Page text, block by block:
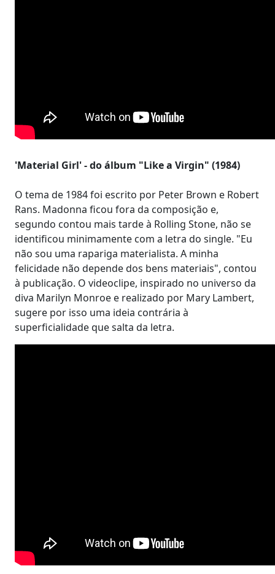
'Material Girl' - do álbum "Like a Virgin" (1984)
O tema de 1984 foi escrito por Peter Brown e Robert
Rans. Madonna ficou fora da composição e,
segundo contou mais tarde à Rolling Stone, não se
identificou minimamente com a letra do single. "Eu
não sou uma rapariga materialista. A minha
felicidade não depende dos bens materiais", contou
à publicação. O videoclipe, inspirado no universo da
diva Marilyn Monroe e realizado por Mary Lambert,
sugere por isso uma ideia contrária à
superficialidade que salta da letra.